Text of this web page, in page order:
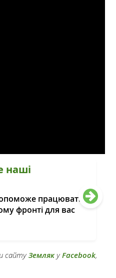
наші
працювати
фронті для вас
сайтуЗемлякуFacebook,